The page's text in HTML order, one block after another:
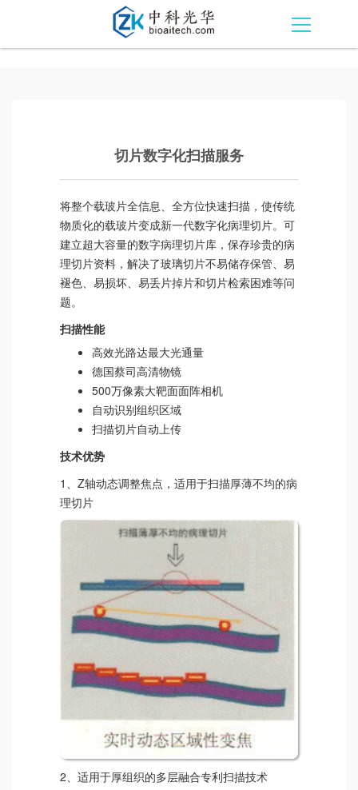
切片数字化扫描服务
将整个载玻片全信息、全方位快速扫描，使传统
物质化的载玻片变成新一代数字化病理切片。可
建立超大容量的数字病理切片库，保存珍贵的病
理切片资料，解决了玻璃切片不易储存保管、易
褪色、易损坏、易丢片掉片和切片检索困难等问
题。
扫描性能
高效光路达最大光通量
德国蔡司高清物镜
500万像素大靶面面阵相机
自动识别组织区域
扫描切片自动上传
技术优势
1、Z轴动态调整焦点，适用于扫描厚薄不均的病
理切片
2、适用于厚组织的多层融合专利扫描技术